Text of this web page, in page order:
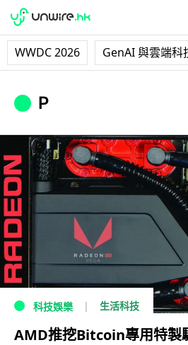
WWDC 2026 GenAI 與雲端科
P
科技娛樂 生活科技
AMD推挖Bitcoin專用特